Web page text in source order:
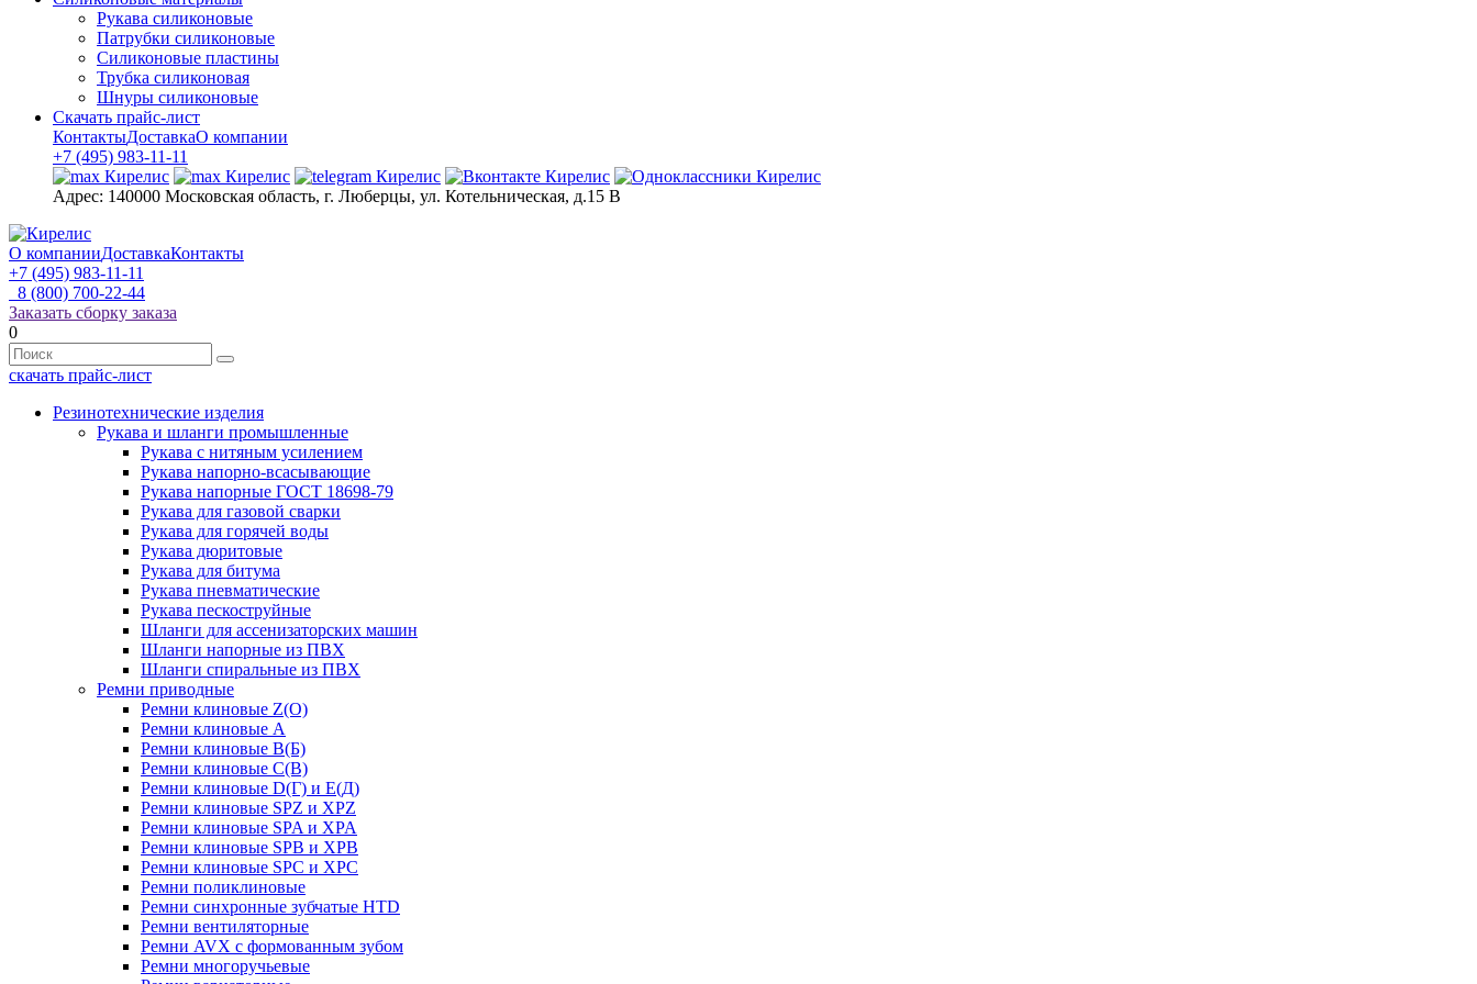
Рукава силиконовые
Патрубки силиконовые
Силиконовые пластины
Трубка силиконовая
Шнуры силиконовые
Скачать прайс-лист
КонтактыДоставкаО компании
+7 (495) 983-11-11
Адрес: 140000 Московская область, г. Люберцы, ул. Котельническая, д.15 В
О компанииДоставкаКонтакты
+7 (495) 983-11-11
8 (800) 700-22-44
Заказать сборку заказа
0
скачать прайс-лист
Резинотехнические изделия
Рукава и шланги промышленные
Рукава с нитяным усилением
Рукава напорно-всасывающие
Рукава напорные ГОСТ 18698-79
Рукава для газовой сварки
Рукава для горячей воды
Рукава дюритовые
Рукава для битума
Рукава пневматические
Рукава пескоструйные
Шланги для ассенизаторских машин
Шланги напорные из ПВХ
Шланги спиральные из ПВХ
Ремни приводные
Ремни клиновые Z(О)
Ремни клиновые А
Ремни клиновые В(Б)
Ремни клиновые С(В)
Ремни клиновые D(Г) и Е(Д)
Ремни клиновые SPZ и XPZ
Ремни клиновые SPA и XPA
Ремни клиновые SPB и XPB
Ремни клиновые SPC и XPC
Ремни поликлиновые
Ремни синхронные зубчатые HTD
Ремни вентиляторные
Ремни AVX с формованным зубом
Ремни многоручьевые